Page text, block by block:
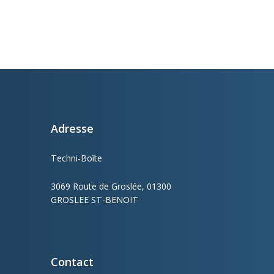
Adresse
Techni-Boîte
3069 Route de Groslée, 01300
GROSLEE ST-BENOIT
Contact